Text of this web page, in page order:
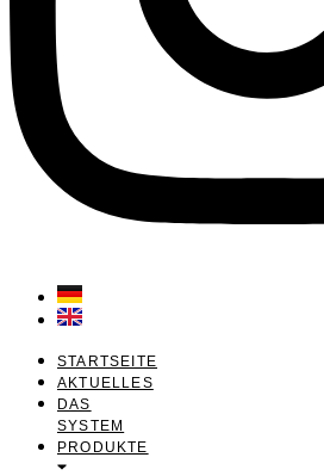
STARTSEITE
AKTUELLES
DAS
SYSTEM
PRODUKTE